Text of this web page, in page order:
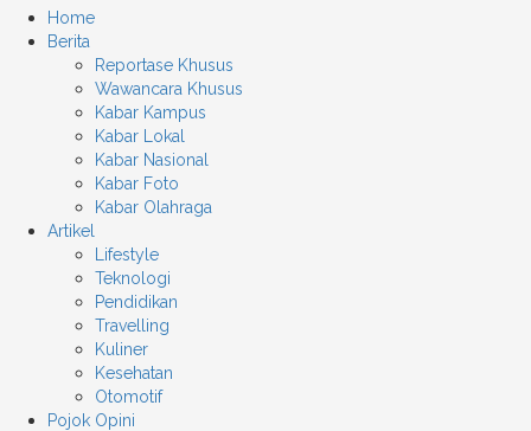
Primary
Menu
Home
Berita
Reportase Khusus
Wawancara Khusus
Kabar Kampus
Kabar Lokal
Kabar Nasional
Kabar Foto
Kabar Olahraga
Artikel
Lifestyle
Teknologi
Pendidikan
Travelling
Kuliner
Kesehatan
Otomotif
Pojok Opini